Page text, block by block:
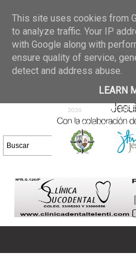
02 jun 2026
30/05/2026
DE FOTOS 23/05/
2026
GALERIA DE
16/05/2026
DE FOTOS 09/05/
2026
GALERIA DE
26/04/2026
This site uses cookies from
to analyze traffic. Your IP
with Google along with
ensure quality of service,
detect and address abuse.
LEARN